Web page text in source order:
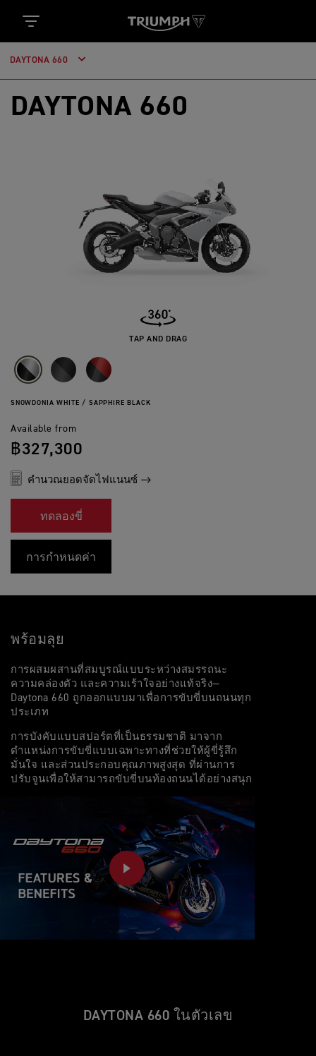
DAYTONA 660
DAYTONA 660
SNOWDONIA WHITE / SAPPHIRE BLACK
Available from
฿327,300
คำนวณยอดจัดไฟแนนซ์
ทดลองขี่
การกำหนดค่า
TAP AND DRAG
พร้อมลุย
การผสมผสานที่สมบูรณ์แบบระหว่างสมรรถนะ
ความคล่องตัว และความเร้าใจอย่างแท้จริง—
Daytona 660 ถูกออกแบบมาเพื่อการขับขี่บนถนนทุก
ประเภท
การบังคับแบบสปอร์ตที่เป็นธรรมชาติ มาจาก
ตำแหน่งการขับขี่แบบเฉพาะทางที่ช่วยให้ผู้ขี่รู้สึก
มั่นใจ และส่วนประกอบคุณภาพสูงสุด ที่ผ่านการ
ปรับจูนเพื่อให้สามารถขับขี่บนท้องถนนได้อย่างสนุก
PLAY
DAYTONA 660 ในตัวเลข